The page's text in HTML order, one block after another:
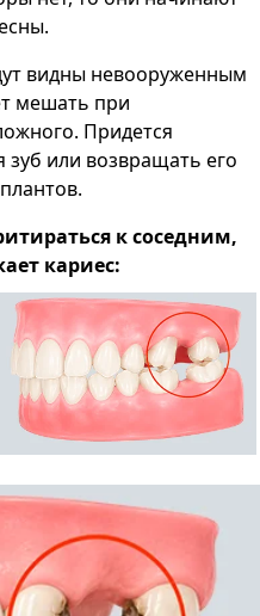
видны невооруженным
мешать при
Придется
или возвращать его
к соседним,
кариес: